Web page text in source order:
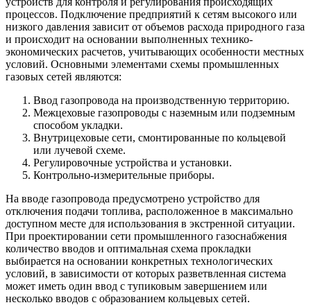
процессов. Подключение предприятий к сетям высокого или
низкого давления зависит от объемов расхода природного газа
и происходит на основании выполненных технико-
экономических расчетов, учитывающих особенности местных
условий. Основными элементами схемы промышленных
газовых сетей являются:
Ввод газопровода на производственную территорию.
Межцеховые газопроводы с наземным или подземным
способом укладки.
Внутрицеховые сети, смонтированные по кольцевой
или лучевой схеме.
Регулировочные устройства и установки.
Контрольно-измерительные приборы.
На вводе газопровода предусмотрено устройство для
отключения подачи топлива, расположенное в максимально
доступном месте для использования в экстренной ситуации.
При проектировании сети промышленного газоснабжения
количество вводов и оптимальная схема прокладки
выбирается на основании конкретных технологических
условий, в зависимости от которых разветвленная система
может иметь один ввод с тупиковым завершением или
несколько вводов с образованием кольцевых сетей.